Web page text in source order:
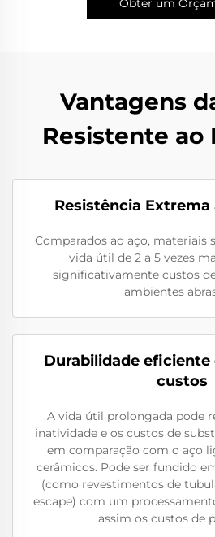
Obter um
Vantagens
Resistente ao
Resistência
Comparados ao aço, materiais
vida útil de 2 a 5 vezes
significativamente custos
ambientes
Durabilidade
custos
A vida útil prolongada pode
inatividade e os custos de
em comparação com o aço
cerâmicos. Pode ser fundido
(como revestimentos de
escape) com um
assim os custos de